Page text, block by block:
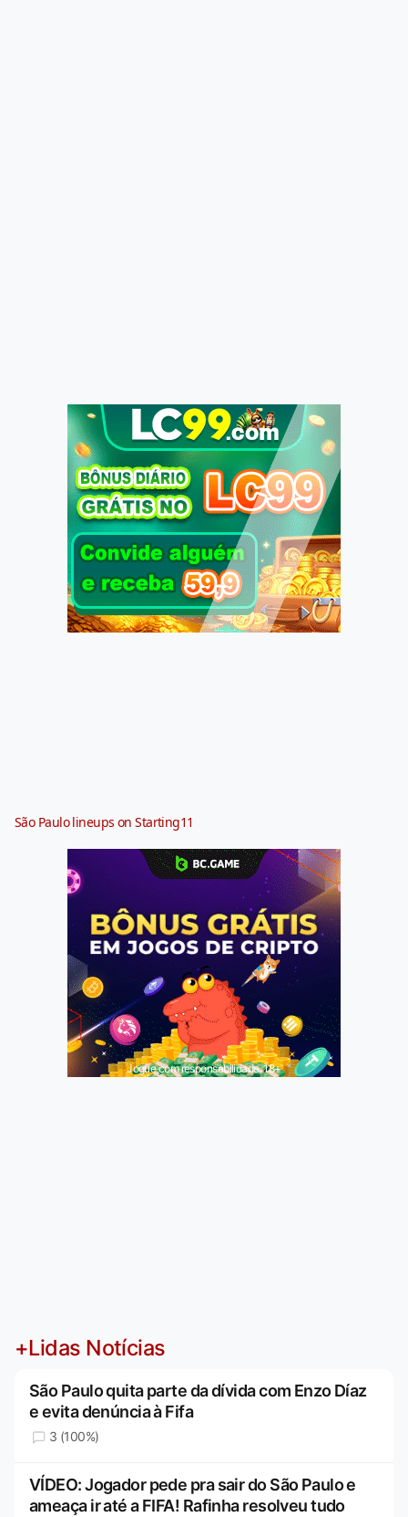
São Paulo lineups on Starting11
Jogue com responsabilidade. 18+
+Lidas Notícias
São Paulo quita parte da dívida com Enzo Díaz
e evita denúncia à Fifa
3 (100%)
VÍDEO: Jogador pede pra sair do São Paulo e
ameaça ir até a FIFA! Rafinha resolveu tudo